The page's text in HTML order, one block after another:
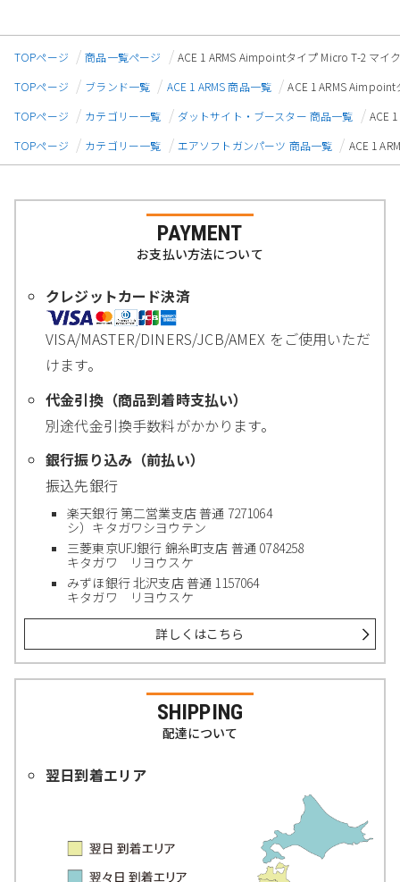
TOPページ 商品一覧ページ
ACE 1 ARMS Aimpointタイプ Micro T-2 マイ
TOPページ
ブランド一覧 ACE 1 ARMS 商品一覧
ACE 1 ARMS
TOPページ
カテゴリー一覧 ダットサイト・ブースター 商品一覧
ACE
TOPページ
カテゴリー一覧 エアソフトガンパーツ 商品一覧 ACE 1
PAYMENT
お支払い方法について
クレジットカード決済
VISA/MASTER/DINERS/JCB/AMEX をご使用いただ
けます。
代金引換（商品到着時支払い）
別途代金引換手数料がかかります。
銀行振り込み（前払い）
振込先銀行
楽天銀行 第二営業支店 普通 7271064
シ）キタガワシヨウテン
三菱東京UFJ銀行 錦糸町支店 普通 0784258
キタガワ リヨウスケ
みずほ銀行 北沢支店 普通 1157064
キタガワ リヨウスケ
詳しくはこちら
SHIPPING
配達について
翌日到着エリア